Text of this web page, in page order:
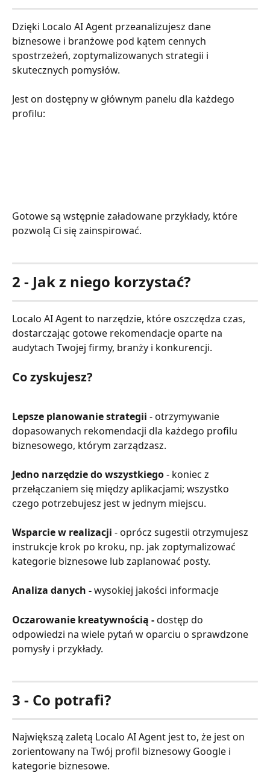
Dzięki Localo AI Agent przeanalizujesz dane
biznesowe i branżowe pod kątem cennych
spostrzeżeń, zoptymalizowanych strategii i
skutecznych pomysłów.
Jest on dostępny w głównym panelu dla każdego
profilu:
Gotowe są wstępnie załadowane przykłady, które
pozwolą Ci się zainspirować.
2 - Jak z niego korzystać?
Localo AI Agent to narzędzie, które oszczędza czas,
dostarczając gotowe rekomendacje oparte na
audytach Twojej firmy, branży i konkurencji.
Co zyskujesz?
Lepsze planowanie strategii - otrzymywanie
dopasowanych rekomendacji dla każdego profilu
biznesowego, którym zarządzasz.
Jedno narzędzie do wszystkiego - koniec z
przełączaniem się między aplikacjami; wszystko
czego potrzebujesz jest w jednym miejscu.
Wsparcie w realizacji - oprócz sugestii otrzymujesz
instrukcje krok po kroku, np. jak zoptymalizować
kategorie biznesowe lub zaplanować posty.
Analiza danych - wysokiej jakości informacje
Oczarowanie kreatywnością - dostęp do
odpowiedzi na wiele pytań w oparciu o sprawdzone
pomysły i przykłady.
3 - Co potrafi?
Największą zaletą Localo AI Agent jest to, że jest on
zorientowany na Twój profil biznesowy Google i
kategorie biznesowe.